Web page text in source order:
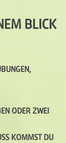
BLICK
ODER ZWEI
KOMMST DU A